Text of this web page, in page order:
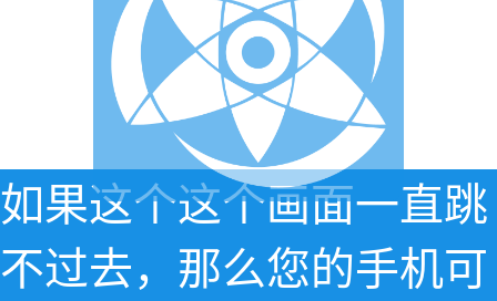
如果这个这个画面一直跳
不过去，那么您的手机可